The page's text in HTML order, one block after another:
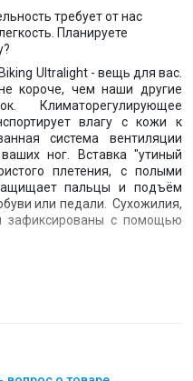
требует от нас
Планируете
Biking Ultralight - вещь для вас.
короче, чем наши другие
Климаторегулирующее
влагу с кожи к
система вентиляции
ног. Вставка "утиный
плетения, с полыми
пальцы и подъём
или педали. Сухожилия,
с помощью
не давящая резинка